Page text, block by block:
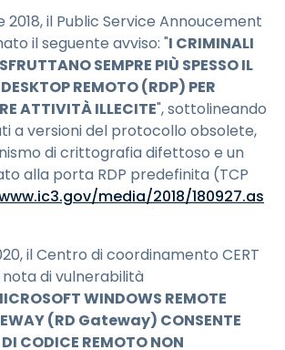
il Public Service Annoucement
il seguente avviso: "I CRIMINALI
SEMPRE PIÙ SPESSO IL
REMOTO (RDP) PER
ATTIVITÀ ILLECITE", sottolineando
a versioni del protocollo obsolete,
di crittografia difettoso e un
alla porta RDP predefinita (TCP
media/2018/180927.as
il Centro di coordinamento CERT
di vulnerabilità
WINDOWS REMOTE
(RD Gateway) CONSENTE
CODICE REMOTO NON